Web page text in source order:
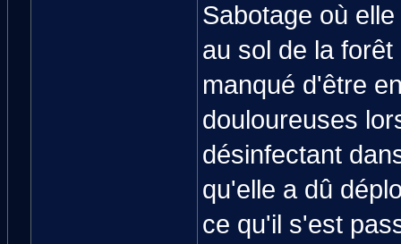
Sabotage où
au sol de la
manqué d'être
douloureuses
désinfectant
qu'elle a dû
ce qu'il s'est